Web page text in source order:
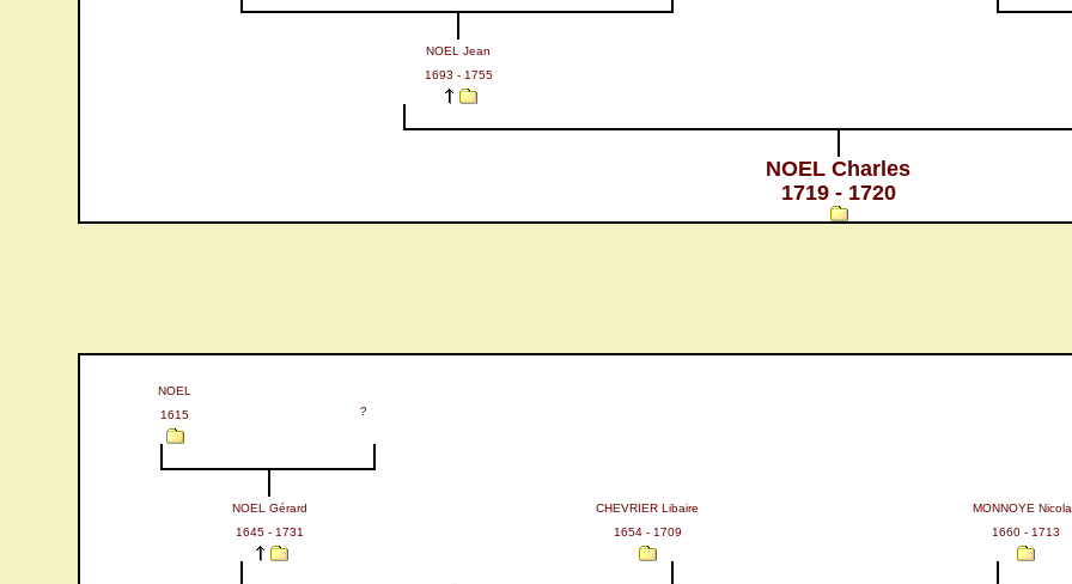
NOEL Jean
1693 - 1755
NOEL Charles
1719 - 1720
NOEL
1615
?
NOEL Gérard
1645 - 1731
CHEVRIER Libaire
1654 - 1709
MONNOYE
1660 - 1713